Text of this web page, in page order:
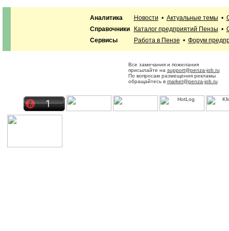
Аналитика Новости • Актуальные темы •
Справочники
Каталог предприятий Пензы •
Сервисы
Работа в Пензе • Форум
Все замечания и пожелания
присылайте на support@penza-job.ru
По вопросам размещения рекламы
обращайтесь в market@penza-job.ru